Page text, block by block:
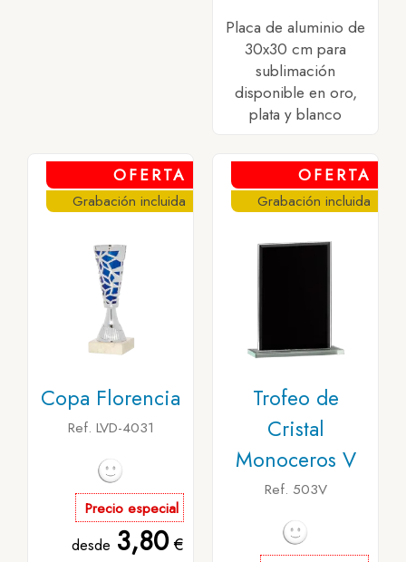
Placa de aluminio de
30x30 cm para
sublimación
disponible en oro,
plata y blanco
OFERTA
Grabación incluida
Copa Florencia
Ref. LVD-4031
Precio especial
desde 3,80€
OFERTA
Grabación incluida
Trofeo de
Cristal
Monoceros V
Ref. 503V